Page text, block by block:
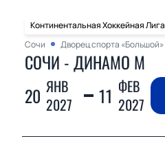
Континентальная Хоккейная Лига
Сочи
Дворец спорта «Большой»
СОЧИ - ДИНАМО М
20 ЯНВ
2027
11 ФЕВ
2027